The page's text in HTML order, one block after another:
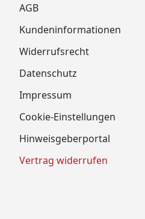
AGB
Kundeninformationen
Widerrufsrecht
Datenschutz
Impressum
Cookie-Einstellungen
Hinweisgeberportal
Vertrag widerrufen